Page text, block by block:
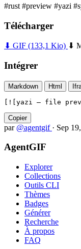
#rust #preview #yazi
Télécharger
⬇ GIF (133,1 Kio) ⬇
Intégrer
Markdown Html
[![yazi — file
Copier
par @agentgif · Sep
AgentGIF
Explorer
Collections
Outils CLI
Thèmes
Badges
Générer
Recherche
À propos
FAQ